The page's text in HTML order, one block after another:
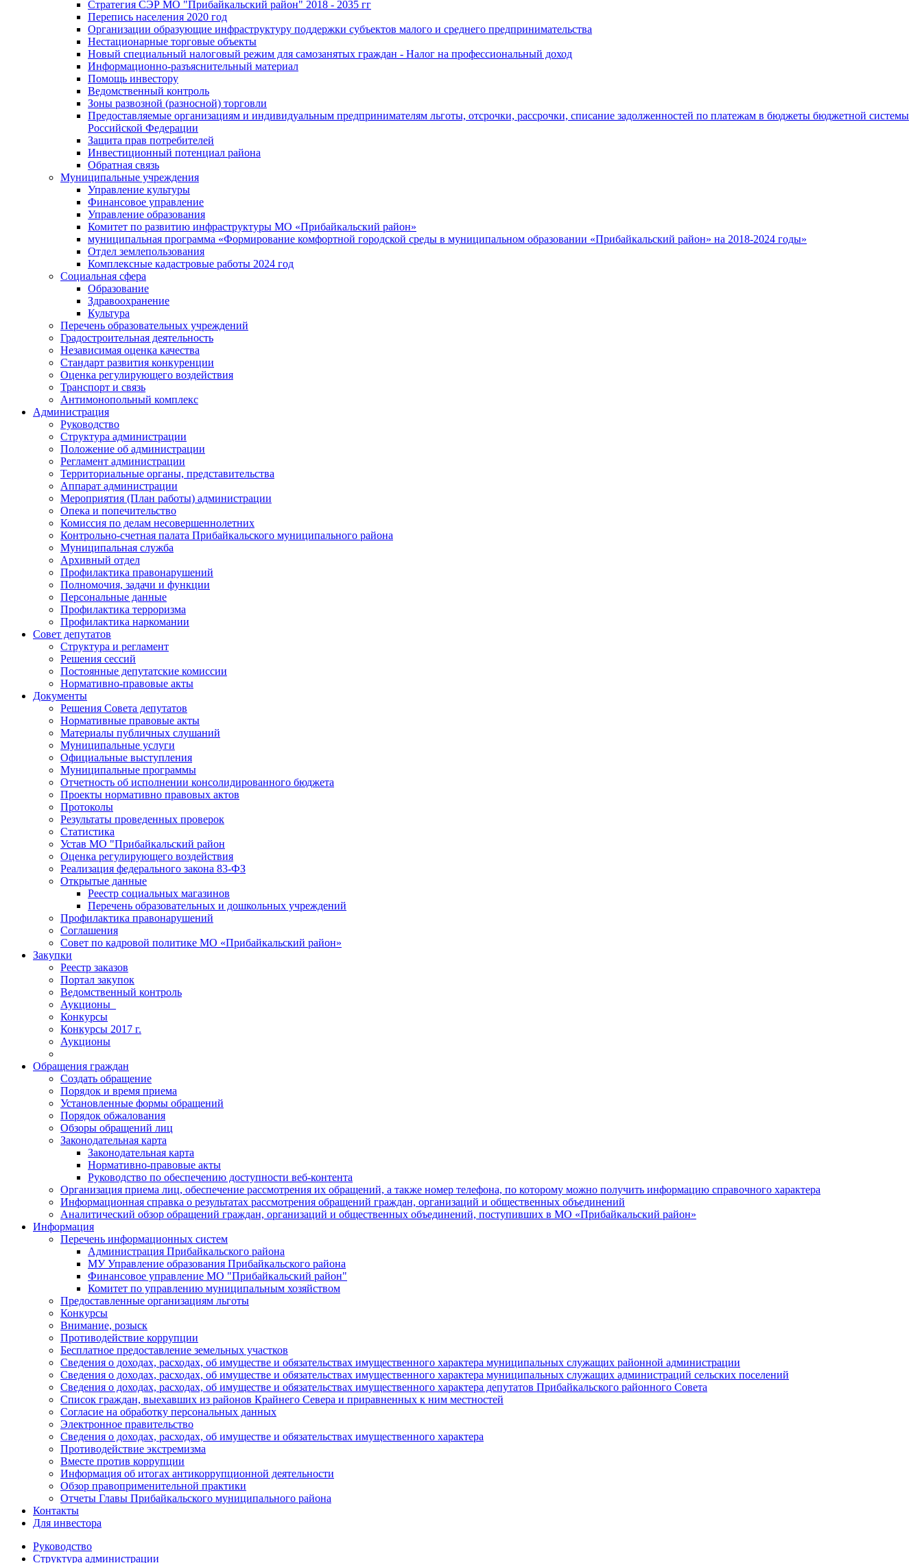
Стратегия СЭР МО "Прибайкальский район" 2018 - 2035 гг
Перепись населения 2020 год
Организации образующие инфраструктуру поддержки субъектов малого и среднего предпринимательства
Нестационарные торговые объекты
Новый специальный налоговый режим для самозанятых граждан - Налог на профессиональный доход
Информационно-разъяснительный материал
Помощь инвестору
Ведомственный контроль
Зоны развозной (разносной) торговли
Предоставляемые организациям и индивидуальным предпринимателям льготы, отсрочки, рассрочки, списание задолженностей по платежам в бюджеты бюджетной системы
Российской Федерации
Защита прав потребителей
Инвестиционный потенциал района
Обратная связь
Муниципальные учреждения
Управление культуры
Финансовое управление
Управление образования
Комитет по развитию инфраструктуры МО «Прибайкальский район»
муниципальная программа «Формирование комфортной городской среды в муниципальном образовании «Прибайкальский район» на 2018-2024 годы»
Отдел землепользования
Комплексные кадастровые работы 2024 год
Социальная сфера
Образование
Здравоохранение
Культура
Перечень образовательных учреждений
Градостроительная деятельность
Независимая оценка качества
Стандарт развития конкуренции
Оценка регулирующего воздействия
Транспорт и связь
Антимонопольный комплекс
Администрация
Руководство
Структура администрации
Положение об администрации
Регламент администрации
Территориальные органы, представительства
Аппарат администрации
Мероприятия (План работы) администрации
Опека и попечительство
Комиссия по делам несовершеннолетних
Контрольно-счетная палата Прибайкальского муниципального района
Муниципальная служба
Архивный отдел
Профилактика правонарушений
Полномочия, задачи и функции
Персональные данные
Профилактика терроризма
Профилактика наркомании
Совет депутатов
Структура и регламент
Решения сессий
Постоянные депутатские комиссии
Нормативно-правовые акты
Документы
Решения Совета депутатов
Нормативные правовые акты
Материалы публичных слушаний
Муниципальные услуги
Официальные выступления
Муниципальные программы
Отчетность об исполнении консолидированного бюджета
Проекты нормативно правовых актов
Протоколы
Результаты проведенных проверок
Статистика
Устав МО "Прибайкальский район
Оценка регулирующего воздействия
Реализация федерального закона 83-ФЗ
Открытые данные
Реестр социальных магазинов
Перечень образовательных и дошкольных учреждений
Профилактика правонарушений
Соглашения
Совет по кадровой политике МО «Прибайкальский район»
Закупки
Реестр заказов
Портал закупок
Ведомственный контроль
Аукционы_
Конкурсы
Конкурсы 2017 г.
Аукционы
Обращения граждан
Создать обращение
Порядок и время приема
Установленные формы обращений
Порядок обжалования
Обзоры обращений лиц
Законодательная карта
Законодательная карта
Нормативно-правовые акты
Руководство по обеспечению доступности веб-контента
Организация приема лиц, обеспечение рассмотрения их обращений, а также номер телефона, по которому можно получить информацию справочного характера
Информационная справка о результатах рассмотрения обращений граждан, организаций и общественных объединений
Аналитический обзор обращений граждан, организаций и общественных объединений, поступивших в МО «Прибайкальский район»
Информация
Перечень информационных систем
Администрация Прибайкальского района
МУ Управление образования Прибайкальского района
Финансовое управление МО "Прибайкальский район"
Комитет по управлению муниципальным хозяйством
Предоставленные организациям льготы
Конкурсы
Внимание, розыск
Противодействие коррупции
Бесплатное предоставление земельных участков
Сведения о доходах, расходах, об имуществе и обязательствах имущественного характера муниципальных служащих районной администрации
Сведения о доходах, расходах, об имуществе и обязательствах имущественного характера муниципальных служащих администраций сельских поселений
Сведения о доходах, расходах, об имуществе и обязательствах имущественного характера депутатов Прибайкальского районного Совета
Список граждан, выехавших из районов Крайнего Севера и приравненных к ним местностей
Согласие на обработку персональных данных
Электронное правительство
Сведения о доходах, расходах, об имуществе и обязательствах имущественного характера
Противодействие экстремизма
Вместе против коррупции
Информация об итогах антикоррупционной деятельности
Обзор правоприменительной практики
Отчеты Главы Прибайкальского муниципального района
Контакты
Для инвестора
Руководство
Структура администрации